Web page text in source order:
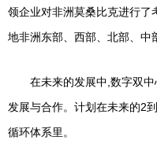
领企业对非洲莫桑比克进行了
地非洲东部、西部、北部、中
在未来的发展中,数字双
发展与合作。计划在未来的2
循环体系里。